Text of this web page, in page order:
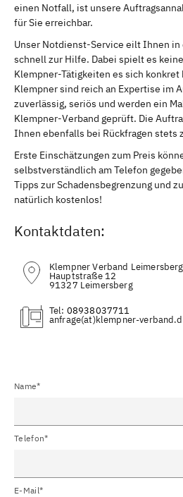
einen Notfall, ist unsere
für Sie erreichbar.
Unser Notdienst-Service eilt Ihnen in
schnell zur Hilfe. Dabei spielt es
Klempner-Tätigkeiten es sich konkret
Klempner sind reich an Expertise im
zuverlässig, seriös und werden ein
Klempner-Verband geprüft. Die
Ihnen ebenfalls bei Rückfragen stets
Erste Einschätzungen zum Preis
selbstverständlich am Telefon
Tipps zur Schadensbegrenzung und
natürlich kostenlos!
Kontaktdaten:
Klempner Verband Leimersberg
Hauptstraße 12
91327 Leimersberg
Tel: 08938037711
(at)
Name*
Telefon*
E-Mail*